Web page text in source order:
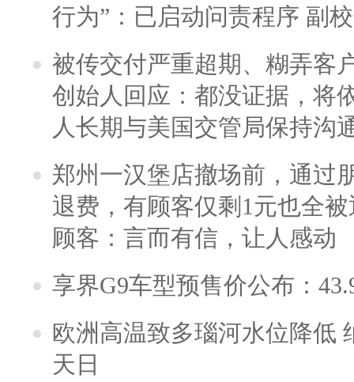
行为”：已启动问责程序 副
被传交付严重超期、糊弄客
创始人回应：都没证据，将
人长期与美国交管局保持沟
郑州一汉堡店撤场前，通过
退费，有顾客仅剩1元也全
顾客：言而有信，让人感动
享界G9车型预售价公布：
欧洲高温致多瑙河水位降低
天日